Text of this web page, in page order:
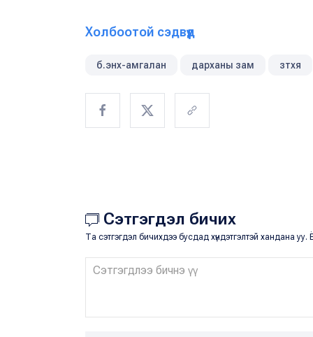
Холбоотой сэдвүүд
б.энх-амгалан дарханы зам зтхя
Сэтгэгдэл бичих
Та сэтгэгдэл бичихдээ бусдад хүндэтгэлтэй хандана уу.